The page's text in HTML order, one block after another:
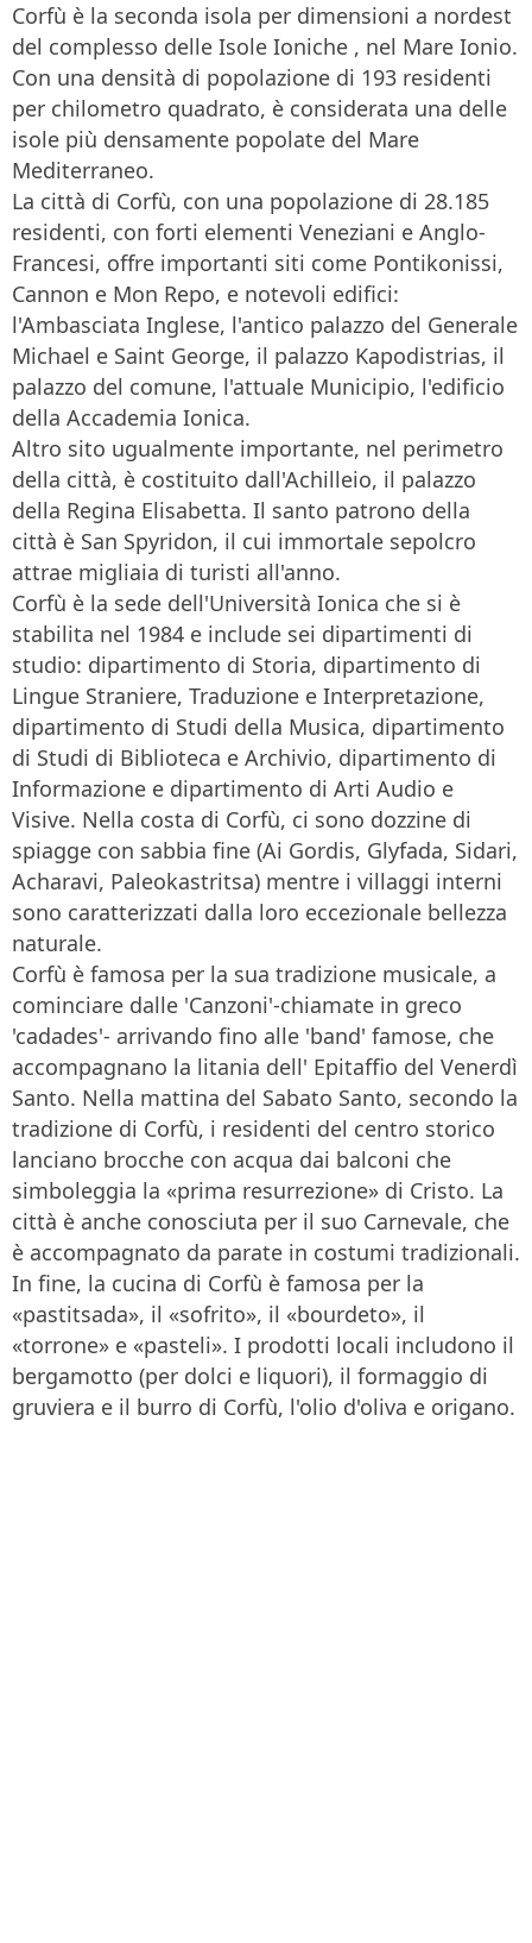
Corfù è la seconda isola per dimensioni a nordest
del complesso delle Isole Ioniche , nel Mare Ionio.
Con una densità di popolazione di 193 residenti
per chilometro quadrato, è considerata una delle
isole più densamente popolate del Mare
Mediterraneo.
La città di Corfù, con una popolazione di 28.185
residenti, con forti elementi Veneziani e Anglo-
Francesi, offre importanti siti come Pontikonissi,
Cannon e Mon Repo, e notevoli edifici:
l'Ambasciata Inglese, l'antico palazzo del Generale
Michael e Saint George, il palazzo Kapodistrias, il
palazzo del comune, l'attuale Municipio, l'edificio
della Accademia Ionica.
Altro sito ugualmente importante, nel perimetro
della città, è costituito dall'Achilleio, il palazzo
della Regina Elisabetta. Il santo patrono della
città è San Spyridon, il cui immortale sepolcro
attrae migliaia di turisti all'anno.
Corfù è la sede dell'Università Ionica che si è
stabilita nel 1984 e include sei dipartimenti di
studio: dipartimento di Storia, dipartimento di
Lingue Straniere, Traduzione e Interpretazione,
dipartimento di Studi della Musica, dipartimento
di Studi di Biblioteca e Archivio, dipartimento di
Informazione e dipartimento di Arti Audio e
Visive. Nella costa di Corfù, ci sono dozzine di
spiagge con sabbia fine (Ai Gordis, Glyfada, Sidari,
Acharavi, Paleokastritsa) mentre i villaggi interni
sono caratterizzati dalla loro eccezionale bellezza
naturale.
Corfù è famosa per la sua tradizione musicale, a
cominciare dalle 'Canzoni'-chiamate in greco
'cadades'- arrivando fino alle 'band' famose, che
accompagnano la litania dell' Epitaffio del Venerdì
Santo. Nella mattina del Sabato Santo, secondo la
tradizione di Corfù, i residenti del centro storico
lanciano brocche con acqua dai balconi che
simboleggia la «prima resurrezione» di Cristo. La
città è anche conosciuta per il suo Carnevale, che
è accompagnato da parate in costumi tradizionali.
In fine, la cucina di Corfù è famosa per la
«pastitsada», il «sofrito», il «bourdeto», il
«torrone» e «pasteli». I prodotti locali includono il
bergamotto (per dolci e liquori), il formaggio di
gruviera e il burro di Corfù, l'olio d'oliva e origano.